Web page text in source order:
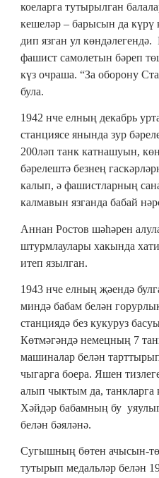
коеларга тутырылган
кешеләр – барысын да күрү
дип язган ул
фашист самолетын бәреп
күз очраша. “За оборону
була.
1942 нче елның декабрь
станциясе янында зур
200ләп танк катнашуын,
бәрелештә безнең
калып, ә фашистларның
калмавын язганда бабай
Аннан Ростов шәһәрен
штурмлаулары хакында
итеп язылган.
1943 нче елның җәендә
миндә бабам белән
станциядә без кукуруз
Көтмәгәндә немецның 7
машиналар белән
чыгарга боера. Яшен
алып чыктым да, танкларга
Хәйдәр бабамның бу
белән бәяләнә.
Сугышның бөтен ачысын-
тутырып медальләр белән